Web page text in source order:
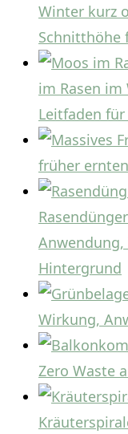
Winter kurz
Schnitthöhe
im Rasen
Leitfaden
früher
Hintergrund
Wirkung,
Zero Waste